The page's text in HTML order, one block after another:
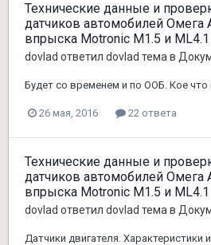
Технические данные и
датчиков автомобилей Омега
впрыска Motronic M1.5 и ML4.1
dovlad ответил dovlad тема в
Будет со временем и по ООБ. Кое что
26 мая, 2016 22 ответа
Технические данные и
датчиков автомобилей Омега
впрыска Motronic M1.5 и ML4.1
dovlad ответил dovlad тема в
Датчики двигателя. Характеристики